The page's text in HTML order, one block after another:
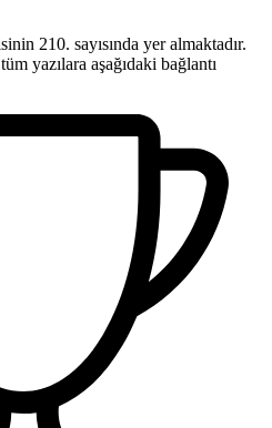
210. sayısında yer almaktadır.
yazılara aşağıdaki bağlantı